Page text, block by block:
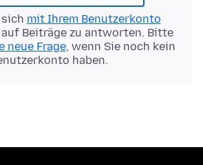
sich mit Ihrem Benutzerkonto
auf Beiträge zu antworten. Bitte
neue Frage, wenn Sie noch kein
haben.